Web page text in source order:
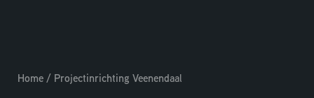
Home / Projectinrichting Veenendaal